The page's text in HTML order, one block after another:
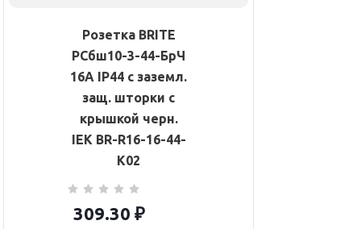
Розетка BRITE
РСбш10-3-44-БрЧ
16А IP44 с заземл.
защ. шторки с
крышкой черн.
IEK BR-R16-16-44-
K02
309.30 ₽